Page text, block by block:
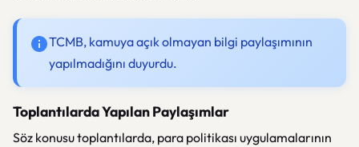
TCMB, kamuya açık olmayan bilgi paylaşımının
yapılmadığını duyurdu.
Toplantılarda Yapılan Paylaşımlar
Söz konusu toplantılarda, para politikası uygulamalarının